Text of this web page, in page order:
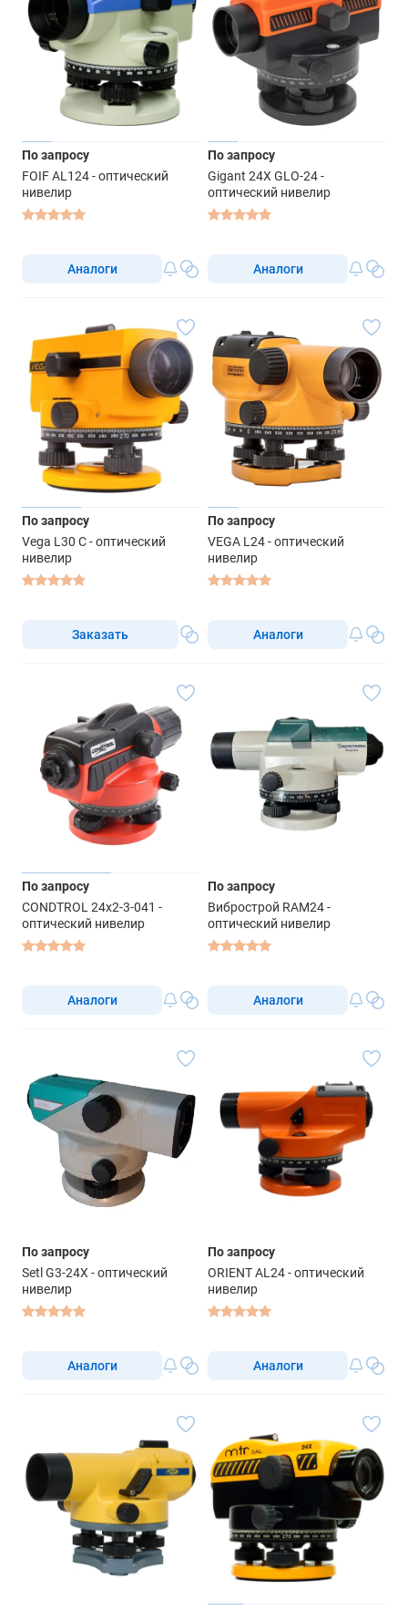
По запросу
FOIF AL124 - оптический
нивелир
Аналоги
По запросу
Gigant 24X GLO-24 -
оптический нивелир
Аналоги
По запросу
Vega L30 C - оптический
нивелир
Заказать
По запросу
VEGA L24 - оптический
нивелир
Аналоги
По запросу
CONDTROL 24x2-3-041 -
оптический нивелир
Аналоги
По запросу
Вибрострой RAM24 -
оптический нивелир
Аналоги
По запросу
Setl G3-24X - оптический
нивелир
Аналоги
По запросу
ORIENT AL24 - оптический
нивелир
Аналоги